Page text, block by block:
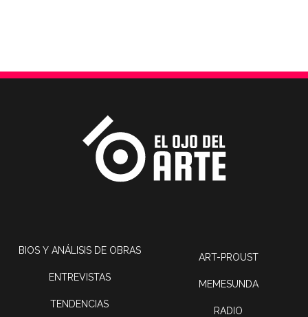
BIOS Y ANÁLISIS DE OBRAS
ENTREVISTAS
TENDENCIAS
ART-PROUST
MEMESUNDA
RADIO